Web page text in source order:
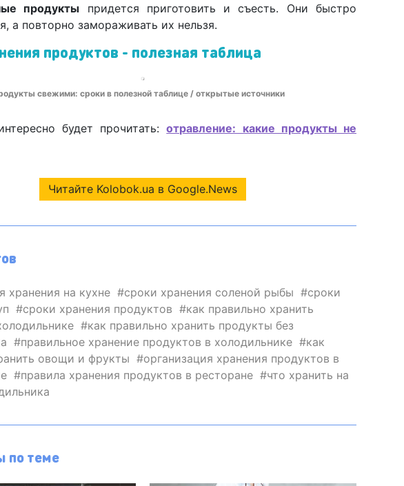
продукты придется приготовить и съесть. Они быстро
а повторно замораживать их нельзя.
продуктов - полезная таблица
свежими: сроки в полезной таблице / открытые источники
будет прочитать:отравление: какие продукты не
Читайте Kolobok.ua в Google.News
хранения на кухне сроки хранения соленой рыбы
сроки
сроки хранения продуктов
как правильно хранить
как правильно хранить продукты без
правильное хранение продуктов в холодильнике
как
овощи и фрукты
организация хранения продуктов в
правила хранения продуктов в ресторане
что хранить на
по теме